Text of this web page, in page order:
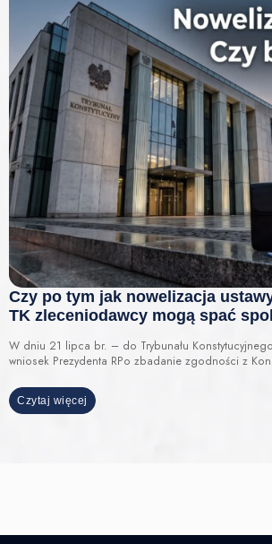
Czy po tym jak nowelizacja
TK zleceniodawcy mogą spać
W dniu 21 lipca br. – do Trybunału
wniosek Prezydenta RPo zbadanie zgodności z
Czytaj więcej